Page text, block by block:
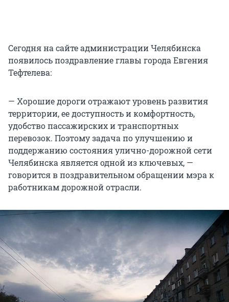
Сегодня на сайте администрации Челябинска
появилось поздравление главы города Евгения
Тефтелева:
— Хорошие дороги отражают уровень развития
территории, ее доступность и комфортность,
удобство пассажирских и транспортных
перевозок. Поэтому задача по улучшению и
поддержанию состояния улично-дорожной сети
Челябинска является одной из ключевых, —
говорится в поздравительном обращении мэра к
работникам дорожной отрасли.